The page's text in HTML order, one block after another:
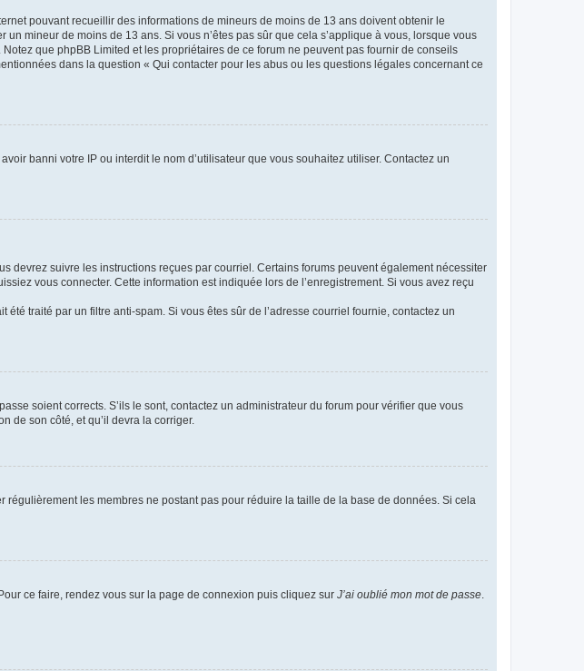
pouvant recueillir des informations de mineurs de moins de 13 ans doivent obtenir le
mineur de moins de 13 ans. Si vous n’êtes pas sûr que cela s’applique à vous, lorsque vous
que phpBB Limited et les propriétaires de ce forum ne peuvent pas fournir de conseils
dans la question « Qui contacter pour les abus ou les questions légales concernant ce
banni votre IP ou interdit le nom d’utilisateur que vous souhaitez utiliser. Contactez un
devrez suivre les instructions reçues par courriel. Certains forums peuvent également nécessiter
vous connecter. Cette information est indiquée lors de l’enregistrement. Si vous avez reçu
traité par un filtre anti-spam. Si vous êtes sûr de l’adresse courriel fournie, contactez un
soient corrects. S’ils le sont, contactez un administrateur du forum pour vérifier que vous
de son côté, et qu’il devra la corriger.
les membres ne postant pas pour réduire la taille de la base de données. Si cela
ce faire, rendez vous sur la page de connexion puis cliquez sur J’ai oublié mon mot de passe